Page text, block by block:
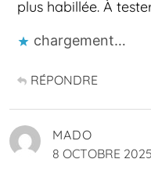
plus habillée. À
chargement…
RÉPONDRE
MADO
8 OCTOBRE